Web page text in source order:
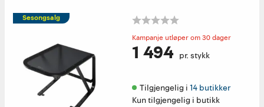
Sesongsalg
Kampanje utløper om 30 dager
1 494 pr. stykk
Tilgjengelig i 14 butikker
Kun tilgjengelig i butikk